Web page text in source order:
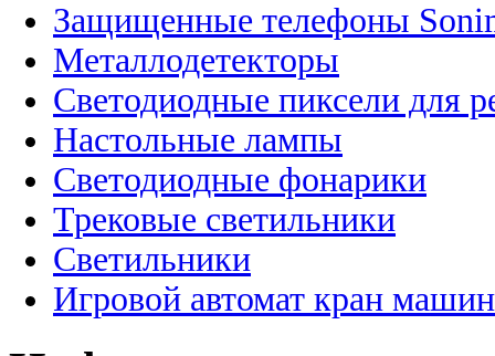
Защищенные телефоны
Металлодетекторы
Светодиодные пиксели для
Настольные лампы
Светодиодные фонарики
Трековые светильники
Светильники
Игровой автомат кран